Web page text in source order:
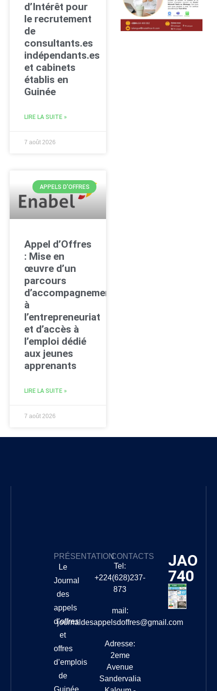
d’Intérêt pour
le recrutement
de
consultants.es
indépendants.es
et cabinets
établis en
Guinée
LIRE LA SUITE »
7 août 2026
APPELS D'OFFRES
Appel d’Offres
: Mise en
œuvre d’un
parcours
d’accompagnement
à
l’entrepreneuriat
et d’accès à
l’emploi dédié
aux jeunes
apprenants
LIRE LA SUITE »
7 août 2026
PRÉSENTATION
Le
Journal
des
appels
d’offres
et
offres
d’emplois
de
Guinée
CONTACTS
Tel:
+224(628)237-
873
mail:
journaldesappelsdoffres@gmail.com
Adresse:
2eme
Avenue
Sandervalia
JAO
740